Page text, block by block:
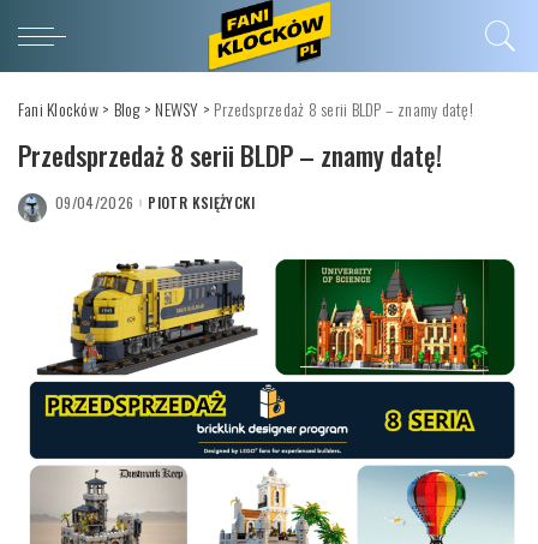
Fani Klocków> Blog> NEWSY > Przedsprzedaż 8 serii BLDP – znamy datę!
Przedsprzedaż 8 serii BLDP – znamy datę!
09/04/2026 POSTED
PIOTR KSIĘŻYCKI